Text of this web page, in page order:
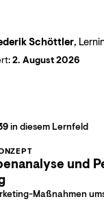
Schöttler,
2. August 2026
in diesem Lernfeld
und
Maßnahmen